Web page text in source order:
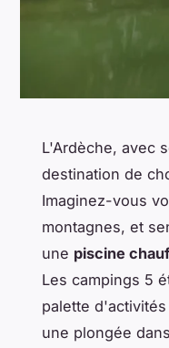
L'Ardèche, avec
destination de
Imaginez-vous
montagnes, et
une piscine
Les campings 5
palette
une plongée